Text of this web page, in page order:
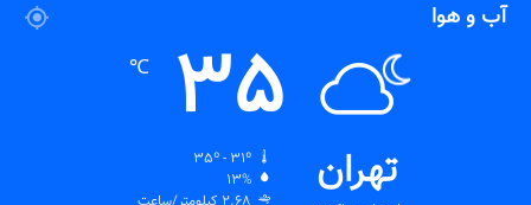
آب و هوا
تهران
35
℃
13%